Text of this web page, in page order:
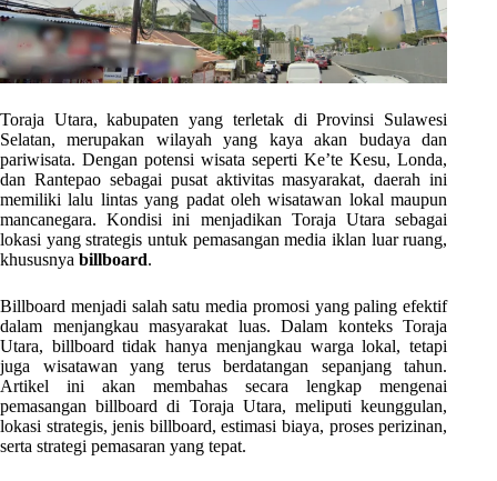
Toraja Utara, kabupaten yang terletak di Provinsi Sulawesi
Selatan, merupakan wilayah yang kaya akan budaya dan
pariwisata. Dengan potensi wisata seperti Ke’te Kesu, Londa,
dan Rantepao sebagai pusat aktivitas masyarakat, daerah ini
memiliki lalu lintas yang padat oleh wisatawan lokal maupun
mancanegara. Kondisi ini menjadikan Toraja Utara sebagai
lokasi yang strategis untuk pemasangan media iklan luar ruang,
khususnya billboard.
Billboard menjadi salah satu media promosi yang paling efektif
dalam menjangkau masyarakat luas. Dalam konteks Toraja
Utara, billboard tidak hanya menjangkau warga lokal, tetapi
juga wisatawan yang terus berdatangan sepanjang tahun.
Artikel ini akan membahas secara lengkap mengenai
pemasangan billboard di Toraja Utara, meliputi keunggulan,
lokasi strategis, jenis billboard, estimasi biaya, proses perizinan,
serta strategi pemasaran yang tepat.